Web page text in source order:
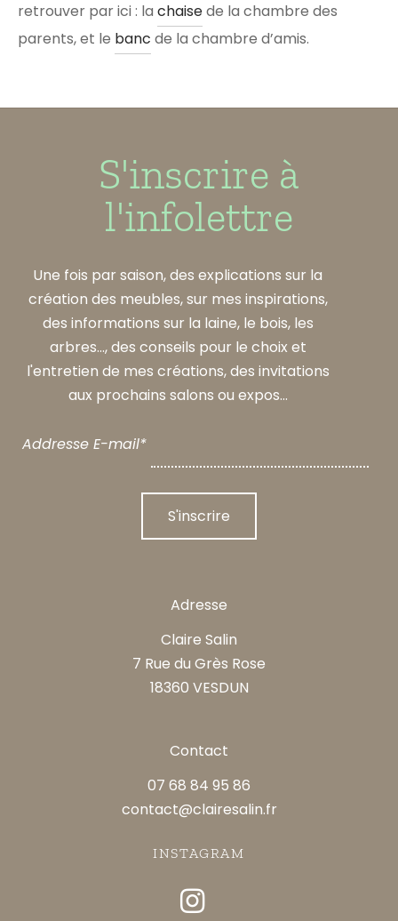
retrouver par ici : la chaisede la chambre des
parents, et le banc de la chambre d’amis.
S'inscrire à
l'infolettre
Une fois par saison, des explications sur la
création des meubles, sur mes inspirations,
des informations sur la laine, le bois, les
arbres..., des conseils pour le choix et
l'entretien de mes créations, des invitations
aux prochains salons ou expos...
Addresse E-mail*
Adresse
Claire Salin
7 Rue du Grès Rose
18360 VESDUN
Contact
07 68 84 95 86
contact@clairesalin.fr
INSTAGRAM